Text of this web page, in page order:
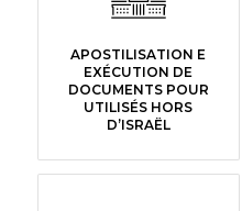
APOSTILISATION E
EXÉCUTION DE
DOCUMENTS POUR
UTILISÉS HORS
D’ISRAËL